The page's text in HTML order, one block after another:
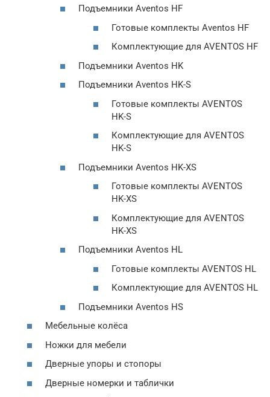
Подъемники Aventos HF
Готовые комплекты Aventos HF
Комплектующие для AVENTOS HF
Подъемники Aventos HK
Подъемники Aventos HK-S
Готовые комплекты AVENTOS
HK-S
Комплектующие для AVENTOS
HK-S
Подъемники Aventos HK-XS
Готовые комплекты AVENTOS
HK-XS
Комплектующие для AVENTOS
HK-XS
Подъемники Aventos HL
Готовые комплекты AVENTOS HL
Комплектующие для AVENTOS HL
Подъемники Aventos HS
Мебельные колёса
Ножки для мебели
Дверные упоры и стопоры
Дверные номерки и таблички